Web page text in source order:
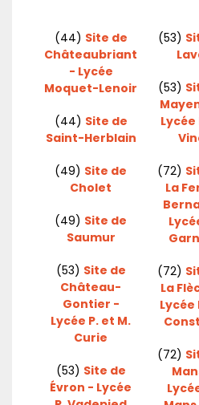
(44) Site de
Châteaubriant
- Lycée
Moquet-Lenoir
(44) Site de
Saint-Herblain
(49) Site de
Cholet
(49) Site de
Saumur
(53) Site de
Château-
Gontier -
Lycée P. et M.
Curie
(53) Site de
Évron - Lycée
(53)
(53)
Lycée
(72)
La
(72)
La
Lycée
(72)